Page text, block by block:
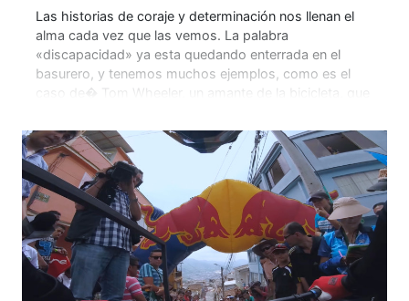
Las historias de coraje y determinación nos llenan el
alma cada vez que las vemos. La palabra
«discapacidad» ya esta quedando enterrada en el
basurero, y tenemos muchos ejemplos, como es el
caso de� Tom Wheeler, un amante de la bicicleta, que
paralizado, lo que le […]